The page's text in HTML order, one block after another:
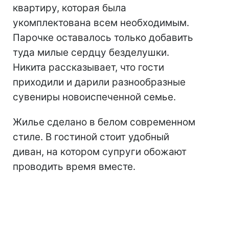
квартиру, которая была
укомплектована всем необходимым.
Парочке оставалось только добавить
туда милые сердцу безделушки.
Никита рассказывает, что гости
приходили и дарили разнообразные
сувениры новоиспеченной семье.
Жилье сделано в белом современном
стиле. В гостиной стоит удобный
диван, на котором супруги обожают
проводить время вместе.